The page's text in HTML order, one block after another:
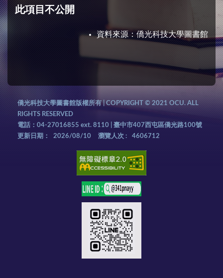
此項目不公開
資料來源： 僑光科技大學圖書館
僑光科技大學圖書館版權所有 | COPYRIGHT © 2021 OCU. ALL
RIGHTS RESERVED
電話：04-27016855 ext. 8110 | 臺中市407西屯區僑光路100號
更新日期：
2026/08/10 瀏覽人次 : 4606712